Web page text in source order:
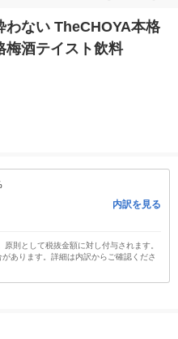
わない TheCHOYA本格
梅酒テイスト飲料
内訳を見る
則として税抜金額に対し付与されます。
あります。詳細は内訳からご確認くださ